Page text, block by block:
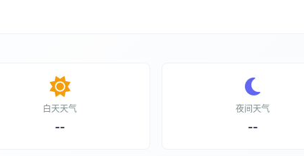
白天天气
--
夜间天气
--